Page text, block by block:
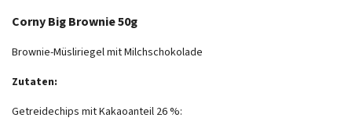
Corny Big Brownie 50g
Brownie-Müsliriegel mit Milchschokolade
Zutaten:
Getreidechips mit Kakaoanteil 26 %: